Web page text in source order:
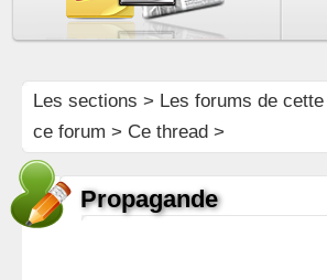
Les sections > Les forums de
ce forum > Ce thread >
Propagande